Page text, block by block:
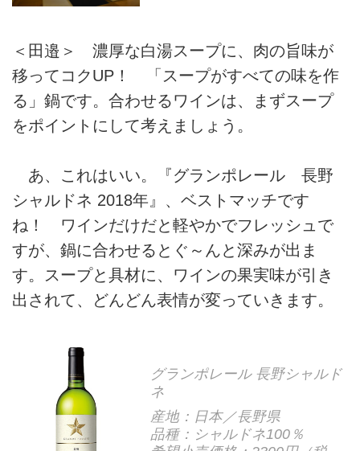
＜田邉＞ 濃厚な白湯スープに、肉の旨味が
移ってコクUP！ 「スープがすべての味を作
る」鍋です。合わせるワインは、まずスープ
をポイントにして考えましょう。
あ、これはいい。『グランポレール 長野
シャルドネ 2018年』、ベストマッチです
ね！ ワインだけだと軽やかでフレッシュで
すが、鍋に合わせるとぐ～んと深みが出ま
す。スープと具材に、ワインの果実味が引き
出されて、どんどん表情が変っていきます。
グランポレール 長野シャルド
ネ
産地：日本／長野県
品種：シャルドネ100％